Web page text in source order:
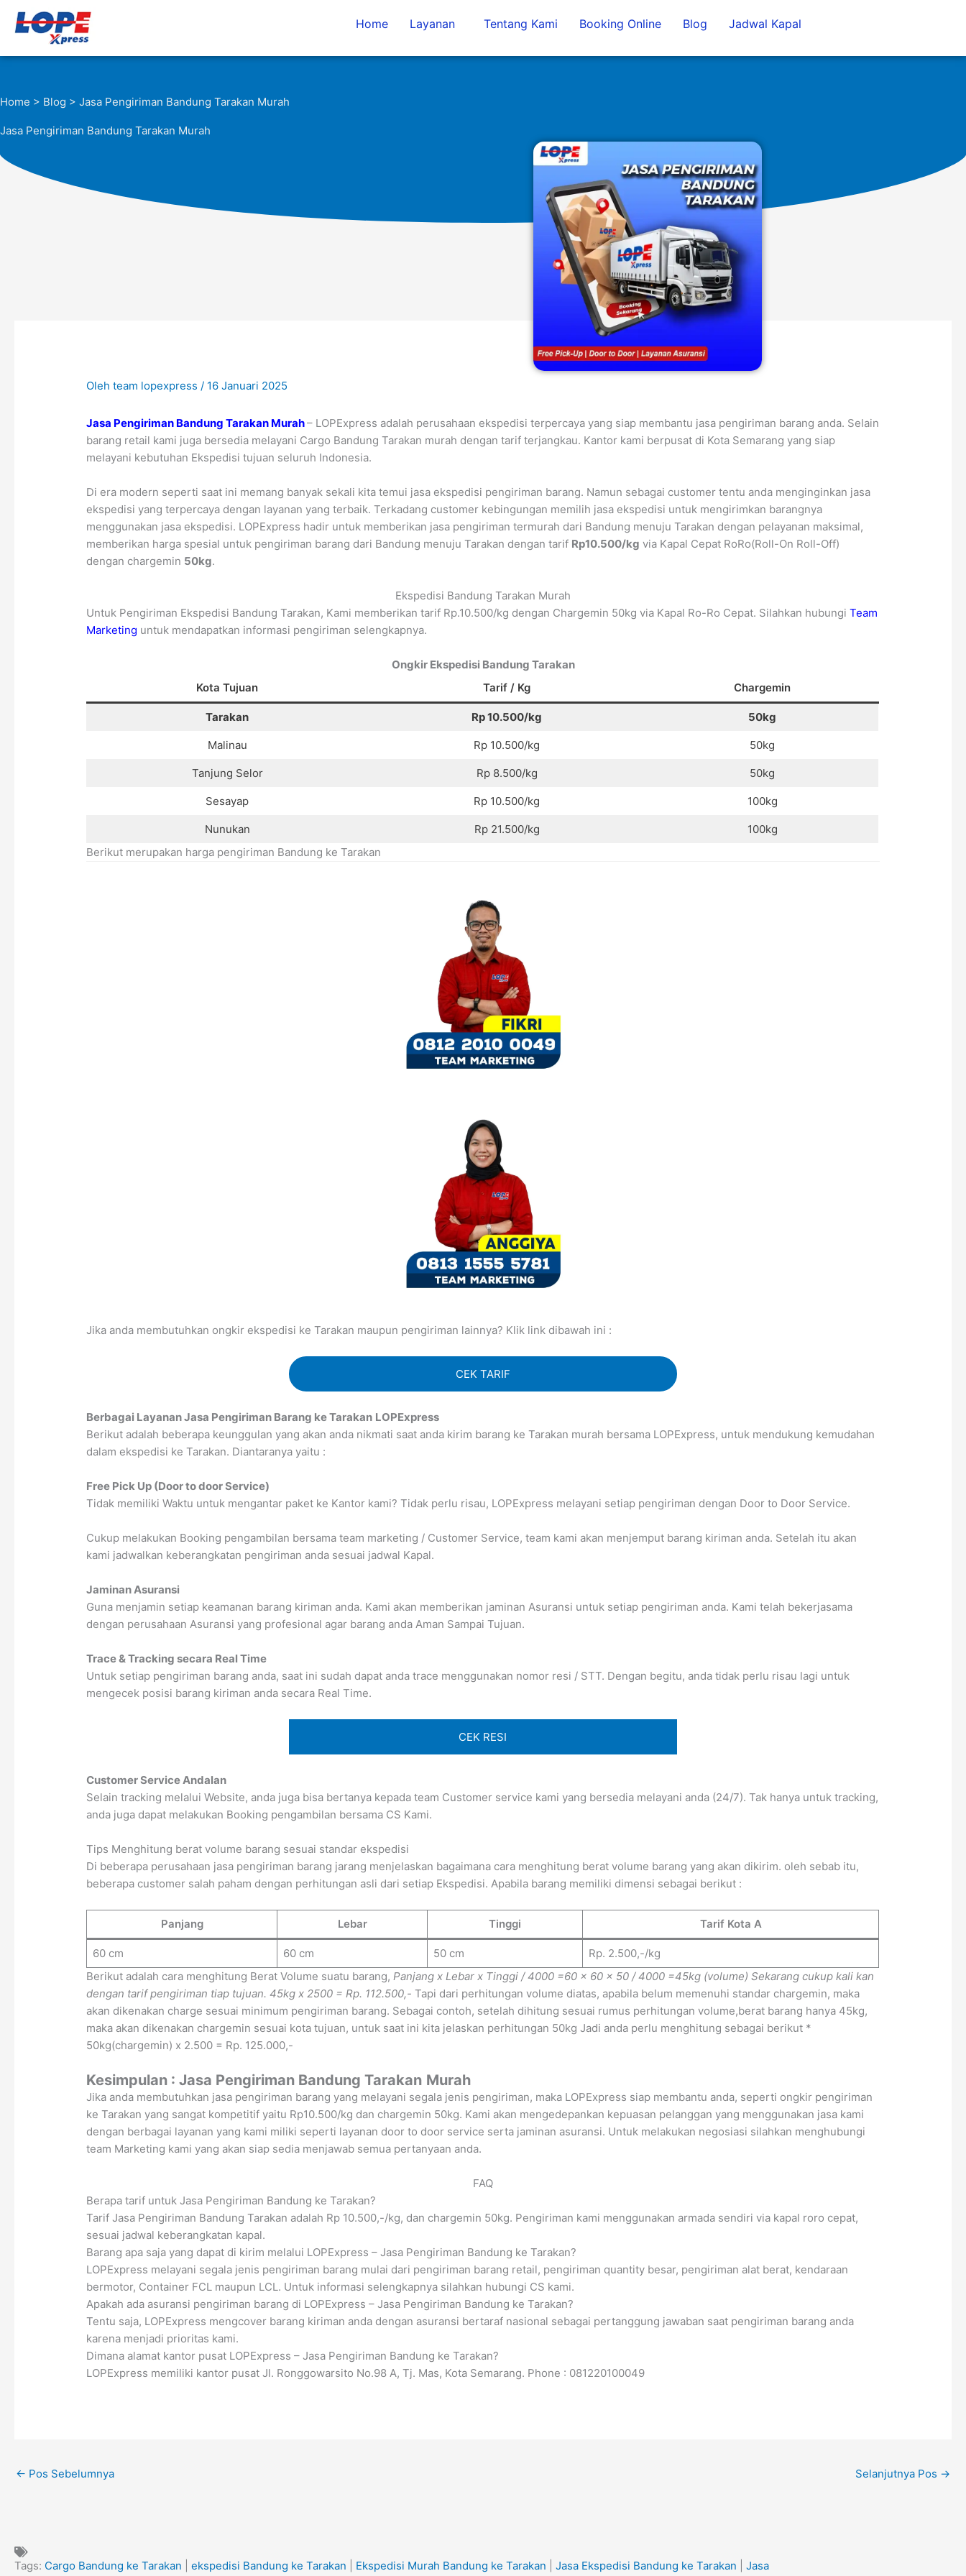
Home Layanan Tentang Kami Booking Online Blog Jadwal Kapal
Home > Blog > Jasa Pengiriman Bandung Tarakan Murah
Jasa Pengiriman Bandung Tarakan Murah
Olehteam lopexpress/ 16 Januari 2025
Jasa Pengiriman Bandung Tarakan Murah– LOPExpress adalah perusahaan ekspedisi terpercaya yang siap membantu jasa pengiriman barang anda. Selain
barang retail kami juga bersedia melayani Cargo Bandung Tarakan murah dengan tarif terjangkau. Kantor kami berpusat di Kota Semarang yang siap
melayani kebutuhan Ekspedisi tujuan seluruh Indonesia.
Di era modern seperti saat ini memang banyak sekali kita temui jasa ekspedisi pengiriman barang. Namun sebagai customer tentu anda menginginkan jasa
ekspedisi yang terpercaya dengan layanan yang terbaik. Terkadang customer kebingungan memilih jasa ekspedisi untuk mengirimkan barangnya
menggunakan jasa ekspedisi. LOPExpress hadir untuk memberikan jasa pengiriman termurah dari Bandung menuju Tarakan dengan pelayanan maksimal,
memberikan harga spesial untuk pengiriman barang dari Bandung menuju Tarakan dengan tarif Rp10.500/kg via Kapal Cepat RoRo(Roll-On Roll-Off)
dengan chargemin 50kg.
Ekspedisi Bandung Tarakan Murah
Untuk Pengiriman Ekspedisi Bandung Tarakan, Kami memberikan tarif Rp.10.500/kg dengan Chargemin 50kg via Kapal Ro-Ro Cepat. Silahkan hubungiTeam
Marketing untuk mendapatkan informasi pengiriman selengkapnya.
Ongkir Ekspedisi Bandung Tarakan
Kota Tujuan
Tarif / Kg Chargemin
Tarakan Rp 10.500/kg 50kg
Malinau Rp 10.500/kg 50kg
Tanjung Selor Rp 8.500/kg 50kg
Sesayap Rp 10.500/kg 100kg
Nunukan Rp 21.500/kg
100kg
Berikut merupakan harga pengiriman Bandung ke Tarakan
Jika anda membutuhkan ongkir ekspedisi ke Tarakan maupun pengiriman lainnya? Klik link dibawah ini :
CEK TARIF
Berbagai Layanan Jasa Pengiriman Barang ke Tarakan LOPExpress
Berikut adalah beberapa keunggulan yang akan anda nikmati saat anda kirim barang ke Tarakan murah bersama LOPExpress, untuk mendukung kemudahan
dalam ekspedisi ke Tarakan. Diantaranya yaitu :
Free Pick Up (Door to door Service)
Tidak memiliki Waktu untuk mengantar paket ke Kantor kami? Tidak perlu risau, LOPExpress melayani setiap pengiriman dengan Door to Door Service.
Cukup melakukan Booking pengambilan bersama team marketing / Customer Service, team kami akan menjemput barang kiriman anda. Setelah itu akan
kami jadwalkan keberangkatan pengiriman anda sesuai jadwal Kapal.
Jaminan Asuransi
Guna menjamin setiap keamanan barang kiriman anda. Kami akan memberikan jaminan Asuransi untuk setiap pengiriman anda. Kami telah bekerjasama
dengan perusahaan Asuransi yang profesional agar barang anda Aman Sampai Tujuan.
Trace & Tracking secara Real Time
Untuk setiap pengiriman barang anda, saat ini sudah dapat anda trace menggunakan nomor resi / STT. Dengan begitu, anda tidak perlu risau lagi untuk
mengecek posisi barang kiriman anda secara Real Time.
CEK RESI
Customer Service Andalan
Selain tracking melalui Website, anda juga bisa bertanya kepada team Customer service kami yang bersedia melayani anda (24/7). Tak hanya untuk tracking,
anda juga dapat melakukan Booking pengambilan bersama CS Kami.
Tips Menghitung berat volume barang sesuai standar ekspedisi
Di beberapa perusahaan jasa pengiriman barang jarang menjelaskan bagaimana cara menghitung berat volume barang yang akan dikirim. oleh sebab itu,
beberapa customer salah paham dengan perhitungan asli dari setiap Ekspedisi. Apabila barang memiliki dimensi sebagai berikut :
Panjang Lebar Tinggi Tarif Kota A
60 cm 60 cm 50 cm
Rp. 2.500,-/kg
Berikut adalah cara menghitung Berat Volume suatu barang,Panjang x Lebar x Tinggi / 4000 =60 x 60 x 50 / 4000 =45kg (volume) Sekarang cukup kali kan
dengan tarif pengiriman tiap tujuan. 45kg x 2500 = Rp. 112.500,- Tapi dari perhitungan volume diatas, apabila belum memenuhi standar chargemin, maka
akan dikenakan charge sesuai minimum pengiriman barang. Sebagai contoh, setelah dihitung sesuai rumus perhitungan volume,berat barang hanya 45kg,
maka akan dikenakan chargemin sesuai kota tujuan, untuk saat ini kita jelaskan perhitungan 50kg Jadi anda perlu menghitung sebagai berikut *
50kg(chargemin) x 2.500 = Rp. 125.000,-
Kesimpulan : Jasa Pengiriman Bandung Tarakan Murah
Jika anda membutuhkan jasa pengiriman barang yang melayani segala jenis pengiriman, maka LOPExpress siap membantu anda, seperti ongkir pengiriman
ke Tarakan yang sangat kompetitif yaitu Rp10.500/kg dan chargemin 50kg. Kami akan mengedepankan kepuasan pelanggan yang menggunakan jasa kami
dengan berbagai layanan yang kami miliki seperti layanan door to door service serta jaminan asuransi. Untuk melakukan negosiasi silahkan menghubungi
team Marketing kami yang akan siap sedia menjawab semua pertanyaan anda.
FAQ
Berapa tarif untuk Jasa Pengiriman Bandung ke Tarakan?
Tarif Jasa Pengiriman Bandung Tarakan adalah Rp 10.500,-/kg, dan chargemin 50kg. Pengiriman kami menggunakan armada sendiri via kapal roro cepat,
sesuai jadwal keberangkatan kapal.
Barang apa saja yang dapat di kirim melalui LOPExpress – Jasa Pengiriman Bandung ke Tarakan?
LOPExpress melayani segala jenis pengiriman barang mulai dari pengiriman barang retail, pengiriman quantity besar, pengiriman alat berat, kendaraan
bermotor, Container FCL maupun LCL. Untuk informasi selengkapnya silahkan hubungi CS kami.
Apakah ada asuransi pengiriman barang di LOPExpress – Jasa Pengiriman Bandung ke Tarakan?
Tentu saja, LOPExpress mengcover barang kiriman anda dengan asuransi bertaraf nasional sebagai pertanggung jawaban saat pengiriman barang anda
karena menjadi prioritas kami.
Dimana alamat kantor pusat LOPExpress – Jasa Pengiriman Bandung ke Tarakan?
LOPExpress memiliki kantor pusat Jl. Ronggowarsito No.98 A, Tj. Mas, Kota Semarang. Phone : 081220100049
← Pos Sebelumnya Selanjutnya Pos →
Tags: Cargo Bandung ke Tarakan ekspedisi Bandung ke Tarakan Ekspedisi Murah Bandung ke Tarakan Jasa Ekspedisi Bandung ke Tarakan Jasa